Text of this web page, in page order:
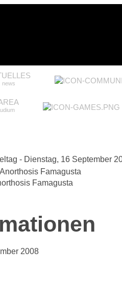
news
- Dienstag, 16 September
Famagusta
2008